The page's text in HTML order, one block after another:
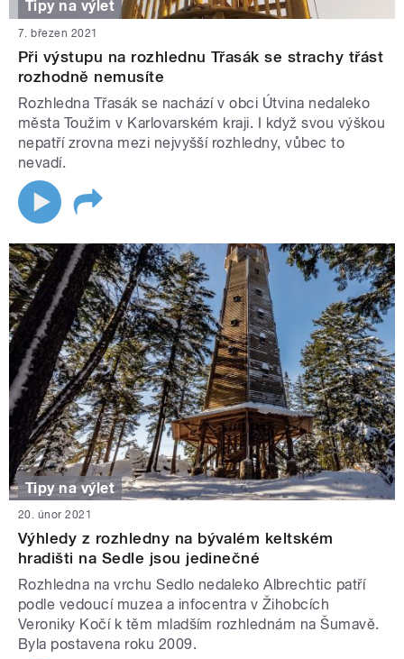
Tipy na výlet
7. březen 2021
Při výstupu na rozhlednu Třasák se strachy třást
rozhodně nemusíte
Rozhledna Třasák se nachází v obci Útvina nedaleko
města Toužim v Karlovarském kraji. I když svou výškou
nepatří zrovna mezi nejvyšší rozhledny, vůbec to
nevadí.
Tipy na výlet
20. únor 2021
Výhledy z rozhledny na bývalém keltském
hradišti na Sedle jsou jedinečné
Rozhledna na vrchu Sedlo nedaleko Albrechtic patří
podle vedoucí muzea a infocentra v Žihobcích
Veroniky Kočí k těm mladším rozhlednám na Šumavě.
Byla postavena roku 2009.